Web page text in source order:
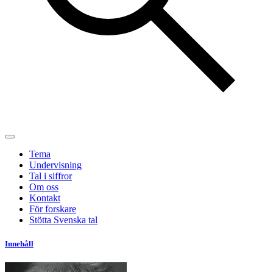
Tema
Undervisning
Tal i siffror
Om oss
Kontakt
För forskare
Stötta Svenska tal
Innehåll